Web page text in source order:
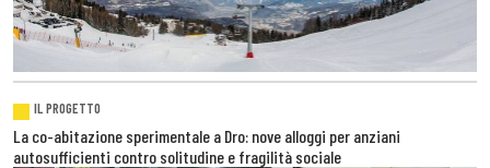
IL PROGETTO
La co-abitazione sperimentale a Dro: nove alloggi per anziani
autosufficienti contro solitudine e fragilità sociale